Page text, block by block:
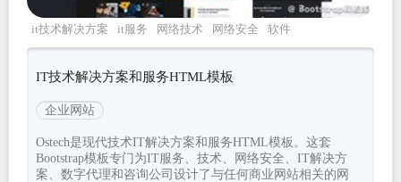
it技术解决方案 it服务 网络技术 网络安全
软件
开发企业
IT技术解决方案和服务HTML模板
企业网站
Ostech是现代技术IT解决方案和服务HTML模板。这套
Bootstrap模板专门为IT服务、技术、网络安全、IT解决方
案、数字代理和咨询公司设计了与任何商业网站相关的网